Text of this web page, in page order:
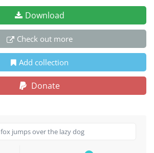
Download
Check out more
Add collection
Donate